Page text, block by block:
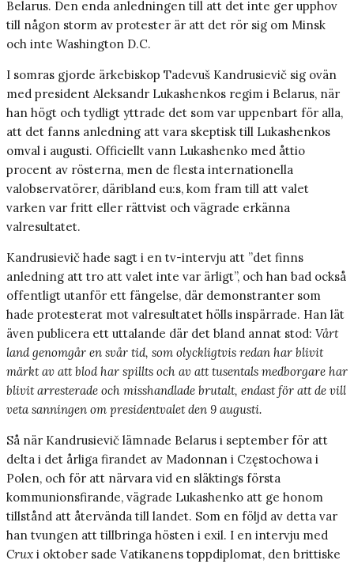
Belarus. Den enda anledningen till att det inte ger upphov
till någon storm av protester är att det rör sig om Minsk
och inte Washington D.C.
I somras gjorde ärkebiskop Tadevuš Kandrusievič sig ovän
med president Aleksandr Lukashenkos regim i Belarus, när
han högt och tydligt yttrade det som var uppenbart för alla,
att det fanns anledning att vara skeptisk till Lukashenkos
omval i augusti. Officiellt vann ­Lukashenko med åttio
procent av rösterna, men de flesta internationella
valobservatörer, däribland eu:s, kom fram till att valet
varken var fritt eller rättvist och vägrade erkänna
valresultatet.
Kandrusievič hade sagt i en tv-intervju att ”det finns
anledning att tro att valet inte var ärligt”, och han bad också
offentligt utanför ett fängelse, där demonstranter som
hade protesterat mot valresultatet hölls inspärrade. Han lät
även publicera ett uttalande där det bland annat stod: Vårt
land genomgår en svår tid, som olyckligtvis redan har blivit
märkt av att blod har spillts och av att tusentals medborgare har
blivit arresterade och misshandlade brutalt, endast för att de vill
veta sanningen om presidentvalet den 9 augusti.
Så när Kandrusievič lämnade Belarus i september för att
delta i det årliga firandet av Madonnan i Częstochowa i
Polen, och för att närvara vid en släktings första
kommunionsfirande, vägrade Lukashenko att ge honom
tillstånd att återvända till landet. Som en följd av detta var
han tvungen att tillbringa hösten i exil. I en intervju med
Crux i oktober sade Vatikanens toppdiplomat, den brittiske